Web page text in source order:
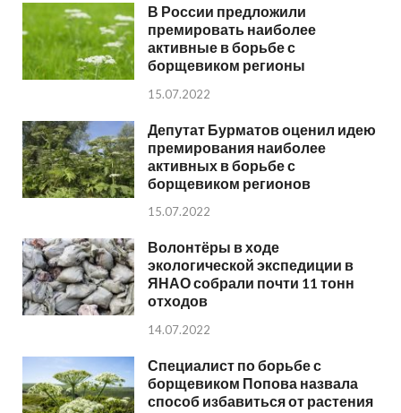
В России предложили
премировать наиболее
активные в борьбе с
борщевиком регионы
15.07.2022
Депутат Бурматов оценил идею
премирования наиболее
активных в борьбе с
борщевиком регионов
15.07.2022
Волонтёры в ходе
экологической экспедиции в
ЯНАО собрали почти 11 тонн
отходов
14.07.2022
Специалист по борьбе с
борщевиком Попова назвала
способ избавиться от растения